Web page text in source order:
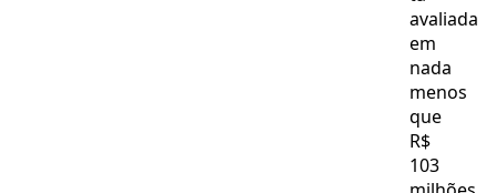
avaliada
em
nada
menos
que
R$
103